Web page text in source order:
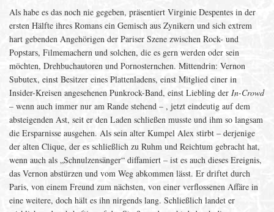
Als habe es das noch nie gegeben, präsentiert Virginie Despentes in der
ersten Hälfte ihres Romans ein Gemisch aus Zynikern und sich extrem
hart gebenden Angehörigen der Pariser Szene zwischen Rock- und
Popstars, Filmemachern und solchen, die es gern werden oder sein
möchten, Drehbuchautoren und Pornosternchen. Mittendrin: Vernon
Subutex, einst Besitzer eines Plattenladens, einst Mitglied einer in
Insider-Kreisen angesehenen Punkrock-Band, einst Liebling der In-Crowd
– wenn auch immer nur am Rande stehend – , jetzt eindeutig auf dem
absteigenden Ast, seit er den Laden schließen musste und ihm so langsam
die Ersparnisse ausgehen. Als sein alter Kumpel Alex stirbt – derjenige
der alten Clique, der es schließlich zu Ruhm und Reichtum gebracht hat,
wenn auch als „Schnulzensänger“ diffamiert – ist es auch dieses Ereignis,
das Vernon abstürzen und vom Weg abkommen lässt. Er driftet durch
Paris, von einem Freund zum nächsten, von einer verflossenen Affäre in
eine weitere, doch hält es ihn nirgends lang. Schließlich landet er